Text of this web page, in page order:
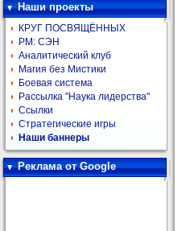
Наши проекты
КРУГ ПОСВЯЩЁННЫХ
РМ: СЭН
Аналитический клуб
Магия без Мистики
Боевая система
Рассылка "Наука лидерства"
Ссылки
Стратегические игры
Наши баннеры
Реклама от Google